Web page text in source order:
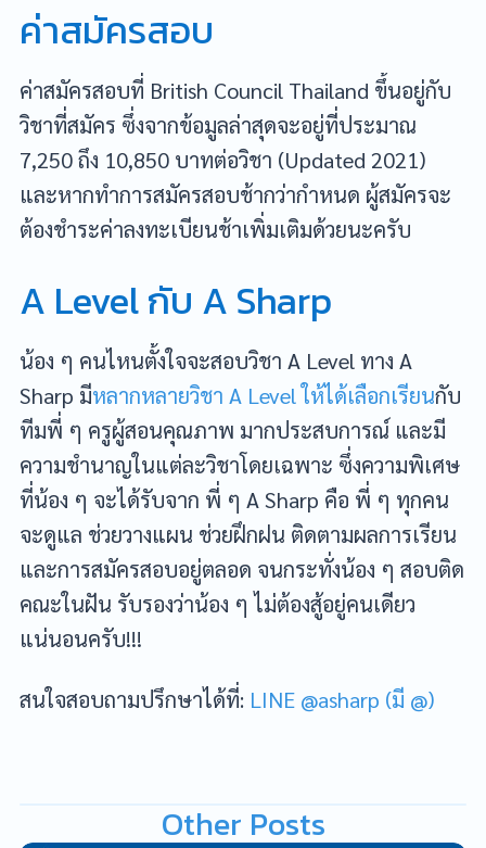
ค่าสมัครสอบ
ค่าสมัครสอบที่ British Council Thailand ขึ้นอยู่กับ
วิชาที่สมัคร ซึ่งจากข้อมูลล่าสุดจะอยู่ที่ประมาณ
7,250 ถึง 10,850 บาทต่อวิชา (Updated 2021)
และหากทำการสมัครสอบช้ากว่ากำหนด ผู้สมัครจะ
ต้องชำระค่าลงทะเบียนช้าเพิ่มเติมด้วยนะครับ
A Level กับ A Sharp
น้อง ๆ คนไหนตั้งใจจะสอบวิชา A Level ทาง A
Sharp มีหลากหลายวิชา A Level ให้ได้เลือกเรียนกับ
ทีมพี่ ๆ ครูผู้สอนคุณภาพ มากประสบการณ์ และมี
ความชำนาญในแต่ละวิชาโดยเฉพาะ ซึ่งความพิเศษ
ที่น้อง ๆ จะได้รับจาก พี่ ๆ A Sharp คือ พี่ ๆ ทุกคน
จะดูแล ช่วยวางแผน ช่วยฝึกฝน ติดตามผลการเรียน
และการสมัครสอบอยู่ตลอด จนกระทั่งน้อง ๆ สอบติด
คณะในฝัน รับรองว่าน้อง ๆ ไม่ต้องสู้อยู่คนเดียว
แน่นอนครับ!!!
สนใจสอบถามปรึกษาได้ที่: LINE @asharp (มี @)
Other Posts